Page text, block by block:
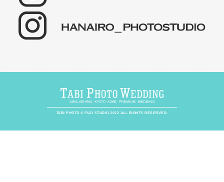
TABI PHOTO © FUJI STUDIO 2022 ALL RIGHTS RESERVED.